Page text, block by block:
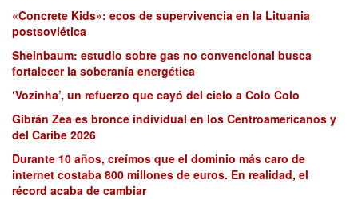
«Concrete Kids»: ecos de supervivencia en la Lituania
postsoviética
Sheinbaum: estudio sobre gas no convencional busca
fortalecer la soberanía energética
‘Vozinha’, un refuerzo que cayó del cielo a Colo Colo
Gibrán Zea es bronce individual en los Centroamericanos y
del Caribe 2026
Durante 10 años, creímos que el dominio más caro de
internet costaba 800 millones de euros. En realidad, el
récord acaba de cambiar